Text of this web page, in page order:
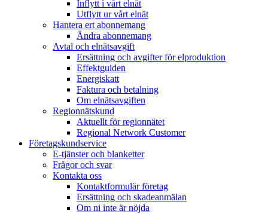
Inflytt i vårt elnät
Utflytt ur vårt elnät
Hantera ert abonnemang
Ändra abonnemang
Avtal och elnätsavgift
Ersättning och avgifter för elproduktion
Effektguiden
Energiskatt
Faktura och betalning
Om elnätsavgiften
Regionnätskund
Aktuellt för regionnätet
Regional Network Customer
Företagskundservice
E-tjänster och blanketter
Frågor och svar
Kontakta oss
Kontaktformulär företag
Ersättning och skadeanmälan
Om ni inte är nöjda